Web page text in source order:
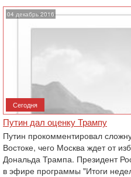
04 декабрь 2016
Сегодня
Путин дал оценку Трампу
Путин прокомментировал
Востоке, чего Москва ждет от
Дональда Трампа. Президент
в эфире программы "Итоги